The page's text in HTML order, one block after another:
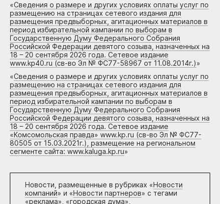
«Сведения о размере и других условиях оплаты услуг по
размещению на страницах сетевого издания для
размещения предвыборных, агитационных материалов в
период избирательной кампании по выборам в
Государственную Думу Федерального Собрания
Российской Федерации девятого созыва, назначенных на
18 – 20 сентября 2026 года. Сетевое издание
www.kp40.ru (св-во Эл № ФС77-58967 от 11.08.2014г.)»
«Сведения о размере и других условиях оплаты услуг по
размещению на страницах сетевого издания для
размещения предвыборных, агитационных материалов в
период избирательной кампании по выборам в
Государственную Думу Федерального Собрания
Российской Федерации девятого созыва, назначенных на
18 – 20 сентября 2026 года. Сетевое издание
«Комсомольская правда» www.kp.ru (св-во Эл № ФС77-
80505 от 15.03.2021г.), размещение на региональном
сегменте сайта: www.kaluga.kp.ru»
Новости, размещенные в рубриках «Новости
компаний» и «Новости партнеров» с тегами
«реклама», «городская дума»,